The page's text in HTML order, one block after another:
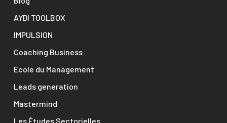
AYDI TOOLBOX
IMPULSION
Coaching Business
Ecole du Management
Leads generation
Mastermind
Les Études Sectorielles